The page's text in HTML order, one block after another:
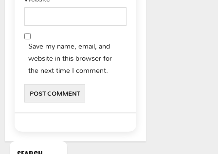
Save my name, email, and
website in this browser for
the next time I comment.